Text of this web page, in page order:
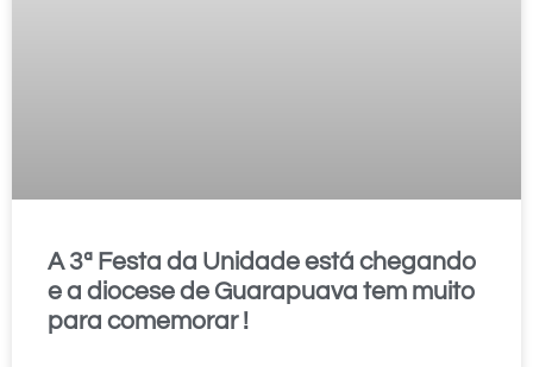
A 3ª Festa da Unidade está chegando
e a diocese de Guarapuava tem muito
para comemorar !